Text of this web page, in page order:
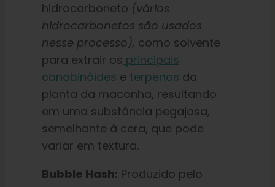
hidrocarboneto (vários
hidrocarbonetos são usados
nesse processo), como solvente
para extrair os principais
canabinóides e terpenos da
planta da maconha, resultando
em uma substância pegajosa,
semelhante à cera, que pode
variar em textura.
Bubble Hash: Produzido pelo